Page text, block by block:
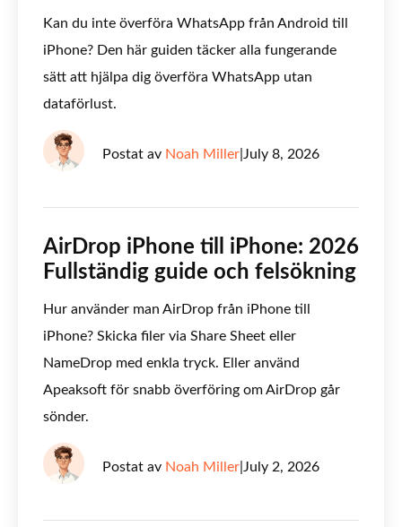
Kan du inte överföra WhatsApp från Android till
iPhone? Den här guiden täcker alla fungerande
sätt att hjälpa dig överföra WhatsApp utan
dataförlust.
Postat av Noah Miller July 8, 2026
AirDrop iPhone till iPhone: 2026
Fullständig guide och felsökning
Hur använder man AirDrop från iPhone till
iPhone? Skicka filer via Share Sheet eller
NameDrop med enkla tryck. Eller använd
Apeaksoft för snabb överföring om AirDrop går
sönder.
Postat av Noah Miller July 2, 2026